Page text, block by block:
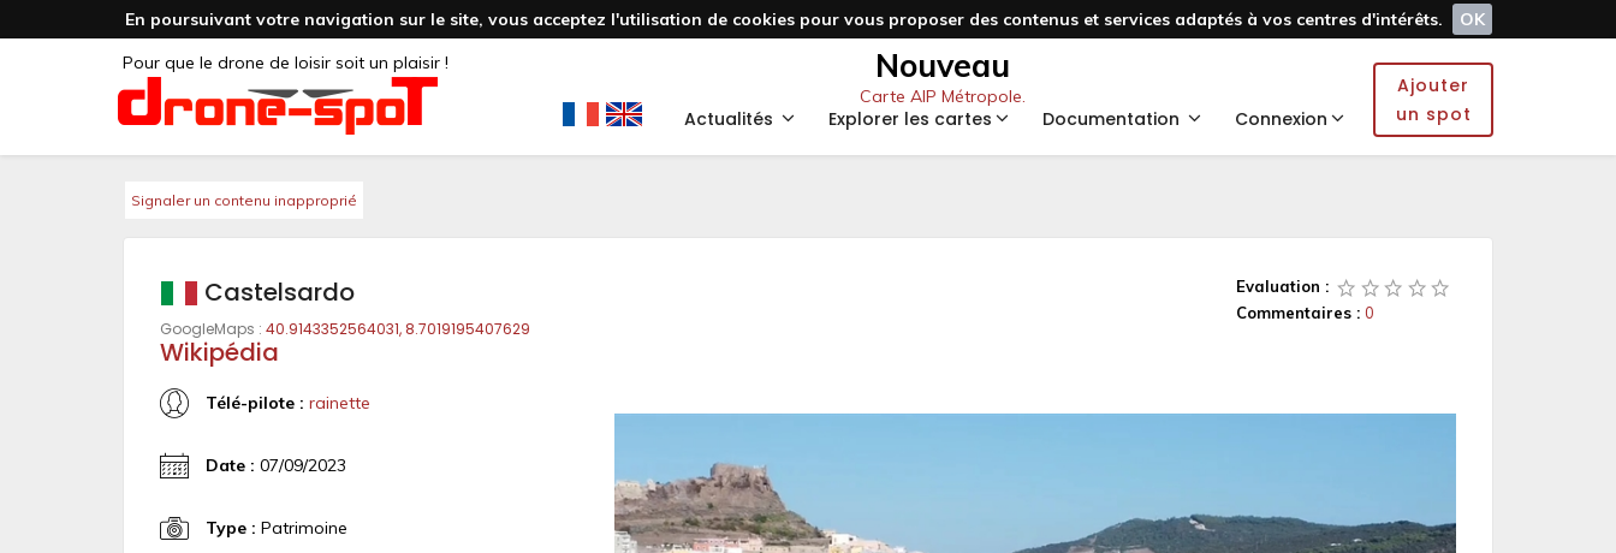
En poursuivant votre navigation sur le site, vous acceptez l'utilisation de cookies pour vous proposer des contenus et services adaptés à vos centres d'intérêts.
OK
Pour que le drone de loisir soit un plaisir !
Nouveau
Carte AIP Métropole.
Actualités Explorer les cartes Documentation Connexion
Ajouter
un spot
Signaler un contenu inapproprié
Evaluation :
Commentaires : 0
Castelsardo
GoogleMaps : 40.9143352564031, 8.7019195407629
Wikipédia
Télé-pilote : rainette
Date : 07/09/2023
Type : Patrimoine